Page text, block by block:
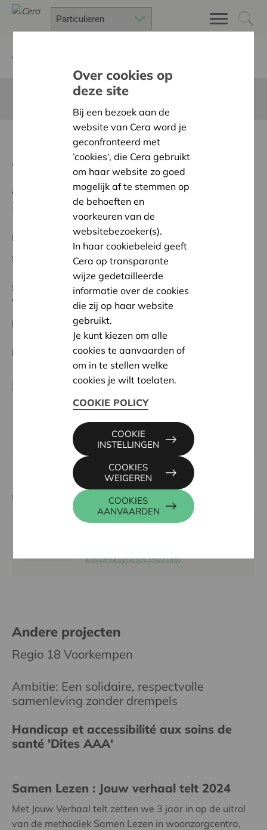
Deze pagina is niet vertaald in het Nederlands
Inrichting lokatie DWVF
Terug naar overzicht
Ambitie:
Een solidaire, respectvolle samenleving
zonder drempels
Regionaal Project
Startdatum:
10/03/2026
Status:
Volledig
Voorkempen
Datum:
10/03/2026
Beslissing: Goedgekeurd
Partner
De wereld van Flo, De Nachtegaal 4, 2970 SCHILDE
https://www.dewereldvanflo.be
Contactpersoon
kris.debruyne@cera.coop
Andere projecten
Regio 18 Voorkempen
Ambitie: Een solidaire, respectvolle
samenleving zonder drempels
Handicap et accessibilité aux soins de
santé 'Dites AAA'
Samen Lezen : Jouw verhaal telt 2024
Met Jouw Verhaal telt zetten we 3 jaar in op de uitrol
van de methodiek Samen Lezen in woonzorgcentra,
Over cookies op
deze site
Bij een bezoek aan de
website van Cera word je
geconfronteerd met
’cookies‘, die Cera gebruikt
om haar website zo goed
mogelijk af te stemmen op
de behoeften en
voorkeuren van de
websitebezoeker(s).
In haar cookiebeleid geeft
Cera op transparante
wijze gedetailleerde
informatie over de cookies
die zij op haar website
gebruikt.
Je kunt kiezen om alle
cookies te aanvaarden of
om in te stellen welke
cookies je wilt toelaten.
COOKIE POLICY
COOKIES
AANVAARDEN
COOKIES
WEIGEREN
COOKIE
INSTELLINGEN